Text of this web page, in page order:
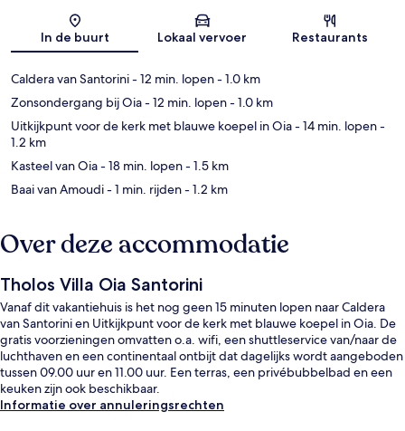
Kaart
In de buurt Lokaal vervoer Restaurants
Caldera van Santorini- 12 min. lopen- 1.0 km
Zonsondergang bij Oia- 12 min. lopen- 1.0 km
Uitkijkpunt voor de kerk met blauwe koepel in Oia- 14 min. lopen-
1.2 km
Kasteel van Oia- 18 min. lopen- 1.5 km
Baai van Amoudi- 1 min. rijden- 1.2 km
Over deze accommodatie
Tholos Villa Oia Santorini
Vanaf dit vakantiehuis is het nog geen 15 minuten lopen naar Caldera
van Santorini en Uitkijkpunt voor de kerk met blauwe koepel in Oia. De
gratis voorzieningen omvatten o.a. wifi, een shuttleservice van/naar de
luchthaven en een continentaal ontbijt dat dagelijks wordt aangeboden
tussen 09.00 uur en 11.00 uur. Een terras, een privébubbelbad en een
keuken zijn ook beschikbaar.
Informatie over annuleringsrechten